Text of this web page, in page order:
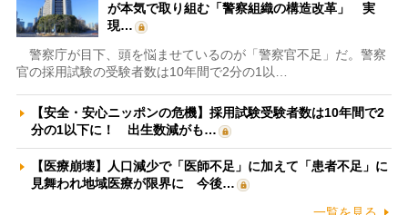
が本気で取り組む「警察組織の構造改革」 実
現…
警察庁が目下、頭を悩ませているのが「警察官不足」だ。警察
官の採用試験の受験者数は10年間で2分の1以…
【安全・安心ニッポンの危機】採用試験受験者数は10年間で2
分の1以下に！ 出生数減がも…
【医療崩壊】人口減少で「医師不足」に加えて「患者不足」に
見舞われ地域医療が限界に 今後…